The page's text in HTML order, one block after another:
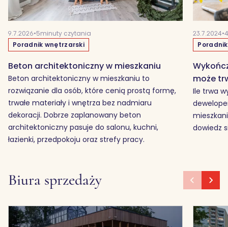
9.7.2026•5minuty czytania
Poradnik wnętrzarski
Beton architektoniczny w mieszkaniu
Beton architektoniczny w mieszkaniu to
rozwiązanie dla osób, które cenią prostą formę,
trwałe materiały i wnętrza bez nadmiaru
dekoracji. Dobrze zaplanowany beton
architektoniczny pasuje do salonu, kuchni,
łazienki, przedpokoju oraz strefy pracy.
23.7.2024•
może
Ile trwa
dowiedz
Biura sprzedaży